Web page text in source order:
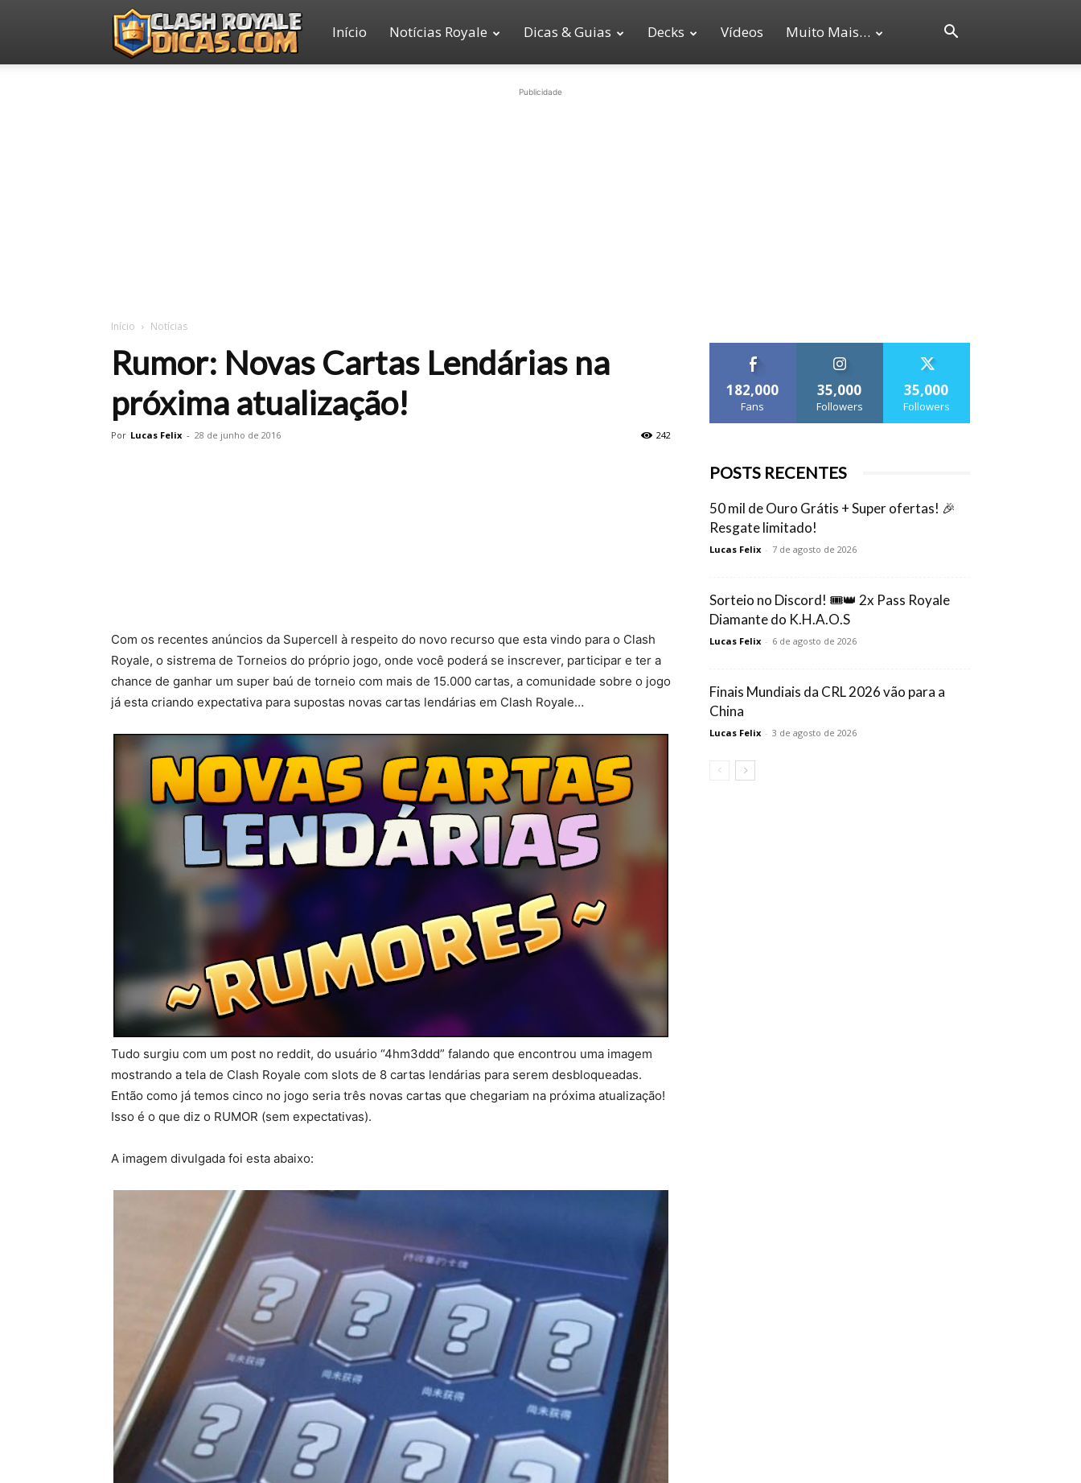
Clash
Início Notícias Royale Dicas & Guias Decks Vídeos Muito Mais…
Publicidade
Início Notícias
Rumor: Novas Cartas Lendárias na
próxima atualização!
Por Lucas Felix - 28 de junho de 2016 242
Com os recentes anúncios da Supercell à respeito do novo recurso que esta vindo para o Clash
Royale, o sistrema de Torneios do próprio jogo, onde você poderá se inscrever, participar e ter a
chance de ganhar um super baú de torneio com mais de 15.000 cartas, a comunidade sobre o jogo
já esta criando expectativa para supostas novas cartas lendárias em Clash Royale…
Tudo surgiu com um post no reddit, do usuário “4hm3ddd” falando que encontrou uma imagem
mostrando a tela de Clash Royale com slots de 8 cartas lendárias para serem desbloqueadas.
Então como já temos cinco no jogo seria três novas cartas que chegariam na próxima atualização!
Isso é o que diz o RUMOR (sem expectativas).
A imagem divulgada foi esta abaixo:
182,000
Fans
35,000
Followers
35,000
Followers
POSTS RECENTES
50 mil de Ouro Grátis + Super ofertas! 🎉
Resgate limitado!
Lucas Felix - 7 de agosto de 2026
Sorteio no Discord! 🎟️👑 2x Pass Royale
Diamante do K.H.A.O.S
Lucas Felix - 6 de agosto de 2026
Finais Mundiais da CRL 2026 vão para a
China
Lucas Felix - 3 de agosto de 2026